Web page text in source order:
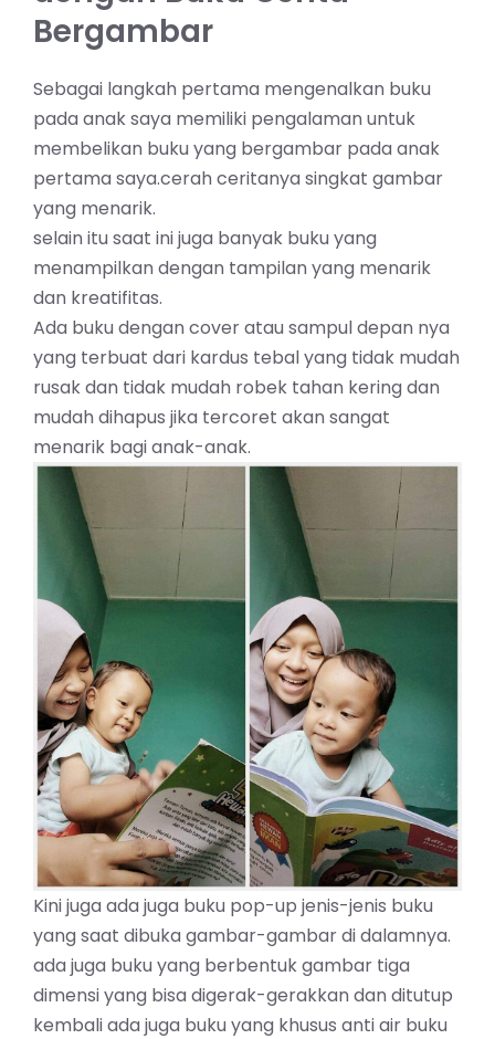
Bergambar
Sebagai langkah pertama mengenalkan buku
pada anak saya memiliki pengalaman untuk
membelikan buku yang bergambar pada anak
pertama saya.cerah ceritanya singkat gambar
yang menarik.
selain itu saat ini juga banyak buku yang
menampilkan dengan tampilan yang menarik
dan kreatifitas.
Ada buku dengan cover atau sampul depan nya
yang terbuat dari kardus tebal yang tidak mudah
rusak dan tidak mudah robek tahan kering dan
mudah dihapus jika tercoret akan sangat
menarik bagi anak-anak.
Kini juga ada juga buku pop-up jenis-jenis buku
yang saat dibuka gambar-gambar di dalamnya.
ada juga buku yang berbentuk gambar tiga
dimensi yang bisa digerak-gerakkan dan ditutup
kembali ada juga buku yang khusus anti air buku